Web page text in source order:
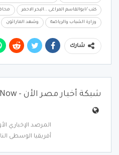
كتب /ابوالقاسم المراغى ..البحر الاحمر
وزارة الشباب والرياضة وشهد الماراثون
شارك
شبكة أخبار مصر الأن - Egypt News Network Now
المرصد الإخباري
أفريقيا الوسطى